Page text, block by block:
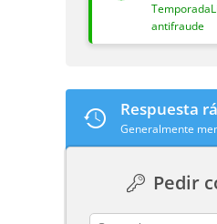
antifraude
Respuesta
Generalmente
Pedir